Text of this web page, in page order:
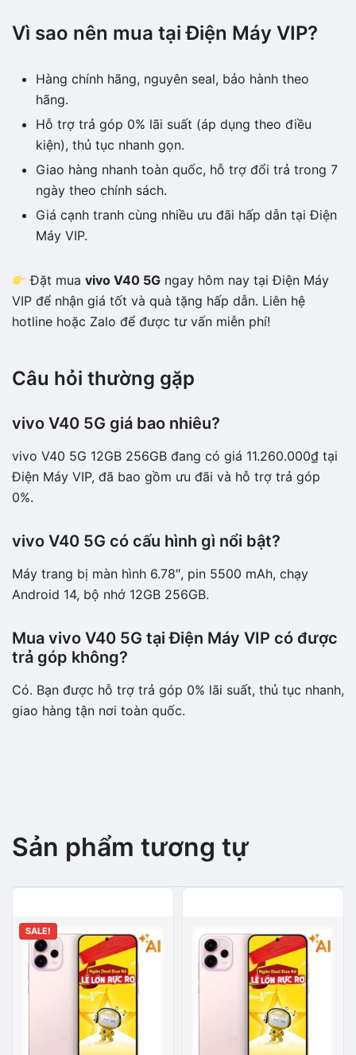
Vì sao nên mua tại Điện Máy VIP?
Hàng chính hãng, nguyên seal, bảo hành theo
hãng.
Hỗ trợ trả góp 0% lãi suất (áp dụng theo điều
kiện), thủ tục nhanh gọn.
Giao hàng nhanh toàn quốc, hỗ trợ đổi trả trong 7
ngày theo chính sách.
Giá cạnh tranh cùng nhiều ưu đãi hấp dẫn tại Điện
Máy VIP.
Đặt muavivo V40 5G ngay hôm nay tại Điện Máy
VIP để nhận giá tốt và quà tặng hấp dẫn. Liên hệ
hotline hoặc Zalo để được tư vấn miễn phí!
Câu hỏi thường gặp
vivo V40 5G giá bao nhiêu?
vivo V40 5G 12GB 256GB đang có giá 11.260.000₫ tại
Điện Máy VIP, đã bao gồm ưu đãi và hỗ trợ trả góp
0%.
vivo V40 5G có cấu hình gì nổi bật?
Máy trang bị màn hình 6.78″, pin 5500 mAh, chạy
Android 14, bộ nhớ 12GB 256GB.
Mua vivo V40 5G tại Điện Máy VIP có được
trả góp không?
Có. Bạn được hỗ trợ trả góp 0% lãi suất, thủ tục nhanh,
giao hàng tận nơi toàn quốc.
Sản phẩm tương tự
SALE!